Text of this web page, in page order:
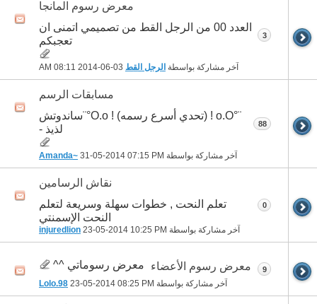
معرض رسوم المانجا
العدد 00 من الرجل القط من تصميمي اتمنى ان
تعجبكم
آخر مشاركة بواسطة الرجل القط 08:11 AM
3
مسابقات الرسم
¨°o.O ! (تحدي أسرع رسمه) ! O.o°¨ساندوتش
لذيذ -
آخر مشاركة بواسطة Amanda~ 31-05-2014 07:15 PM
88
نقاش الرسامين
تعلم النحت , خطوات سهلة وسريعة لتعلم
النحت الإسمنتي
آخر مشاركة بواسطة injuredlion 23-05-2014 10:25 PM
0
معرض رسوم الأعضاء معرض رسوماتي ^^
آخر مشاركة بواسطة Lolo.98 23-05-2014 08:25 PM
9